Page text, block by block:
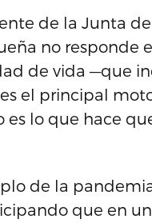
de la Junta
no responde
de vida —que
el principal
es lo que hace
de la
que en